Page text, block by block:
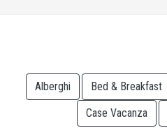
Alberghi Bed & Breakfast
Case Vacanza